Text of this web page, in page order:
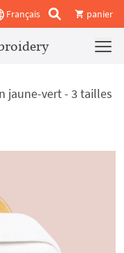
Français panier
jaune-vert - 3 tailles